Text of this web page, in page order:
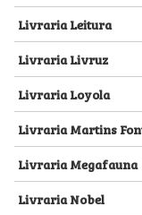
Livraria Leitura
Livraria Livruz
Livraria Loyola
Livraria Martins
Livraria Megafauna
Livraria Nobel